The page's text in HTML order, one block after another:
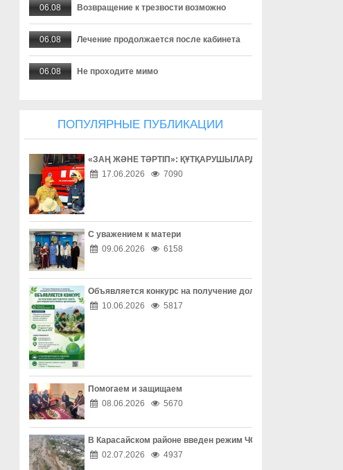
06.08 Возвращение к трезвости возможно
06.08 Лечение продолжается после кабинета
06.08 Не проходите мимо
06.08 Как простые меры делают город безопаснее
06.08 Спокойствие города – общая ответственность
06.08 Имущество любит внимательность
06.08 Личные вещи под контролем
06.08 Сделки без риска
06.08 Надежная защита без лишних затрат
06.08 Как сохранить свое имущество
06.08 Пенсия без посредников
06.08 Письмо из налоговой оказалось приманкой
06.08 Карта напрокат ведет в уголовное дело
ПОПУЛЯРНЫЕ ПУБЛИКАЦИИ
«ЗАҢ ЖӘНЕ ТӘРТІП»: ҚҰТҚАРУШЫЛАРДЫҢ ЕҢБЕГІМЕН
17.06.2026
7090
С уважением к матери
09.06.2026
6158
Объявляется конкурс на получение долгосрочного гранта
10.06.2026
5817
Помогаем и защищаем
08.06.2026
5670
В Карасайском районе введен режим ЧС местного масштаба
02.07.2026
4937